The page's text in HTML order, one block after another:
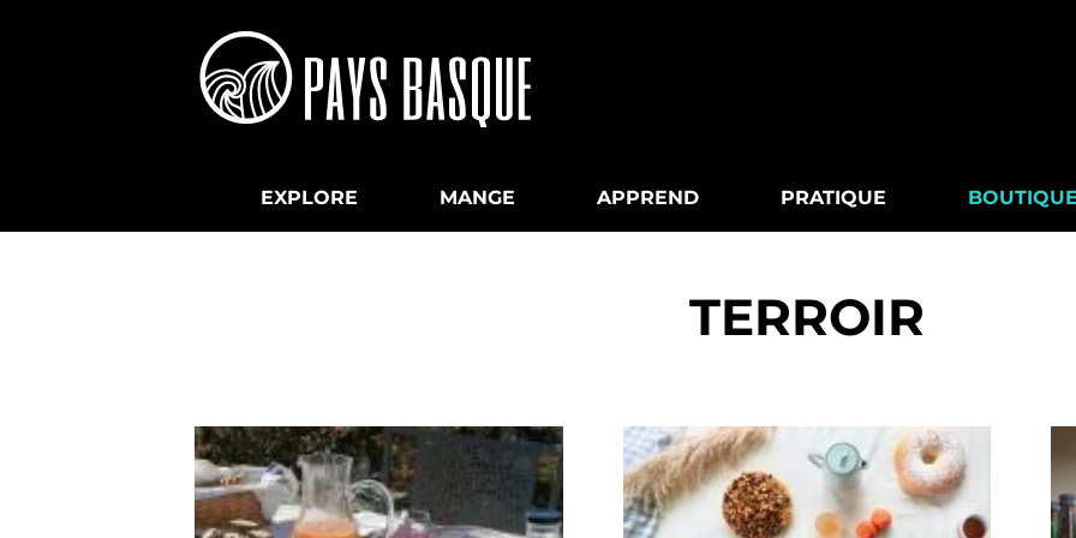
EXPLORE MANGE APPREND PRATIQUE
TERROIR